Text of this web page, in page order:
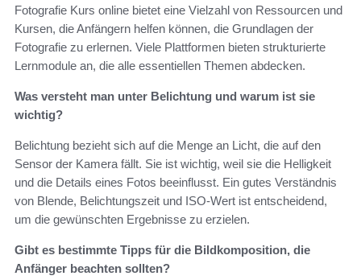
Fotografie Kurs online bietet eine Vielzahl von Ressourcen und
Kursen, die Anfängern helfen können, die Grundlagen der
Fotografie zu erlernen. Viele Plattformen bieten strukturierte
Lernmodule an, die alle essentiellen Themen abdecken.
Was versteht man unter Belichtung und warum ist sie
wichtig?
Belichtung bezieht sich auf die Menge an Licht, die auf den
Sensor der Kamera fällt. Sie ist wichtig, weil sie die Helligkeit
und die Details eines Fotos beeinflusst. Ein gutes Verständnis
von Blende, Belichtungszeit und ISO-Wert ist entscheidend,
um die gewünschten Ergebnisse zu erzielen.
Gibt es bestimmte Tipps für die Bildkomposition, die
Anfänger beachten sollten?